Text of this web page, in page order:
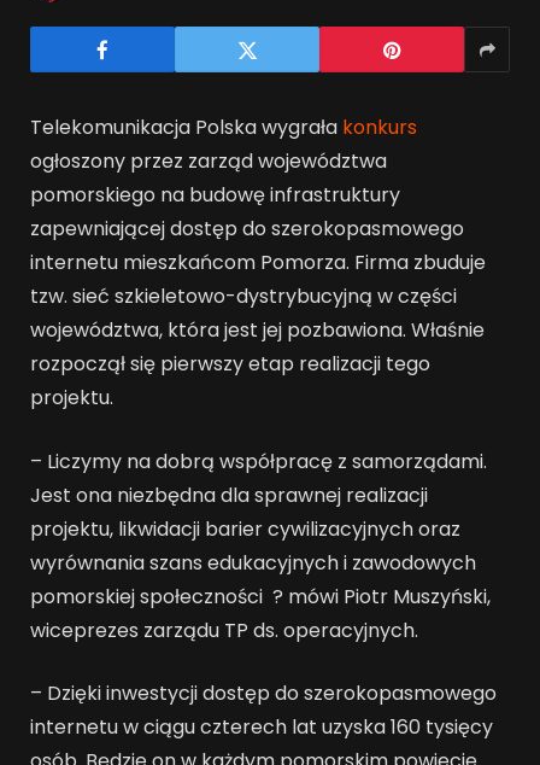
Telekomunikacja Polska wygrała konkurs
ogłoszony przez zarząd województwa
pomorskiego na budowę infrastruktury
zapewniającej dostęp do szerokopasmowego
internetu mieszkańcom Pomorza. Firma zbuduje
tzw. sieć szkieletowo-dystrybucyjną w części
województwa, która jest jej pozbawiona. Właśnie
rozpoczął się pierwszy etap realizacji tego
projektu.
– Liczymy na dobrą współpracę z samorządami.
Jest ona niezbędna dla sprawnej realizacji
projektu, likwidacji barier cywilizacyjnych oraz
wyrównania szans edukacyjnych i zawodowych
pomorskiej społeczności ? mówi Piotr Muszyński,
wiceprezes zarządu TP ds. operacyjnych.
– Dzięki inwestycji dostęp do szerokopasmowego
internetu w ciągu czterech lat uzyska 160 tysięcy